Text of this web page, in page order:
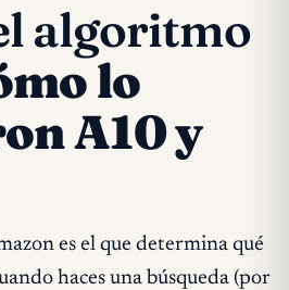
algoritmo
lo
A10 y
es el que determina qué
haces una búsqueda (por